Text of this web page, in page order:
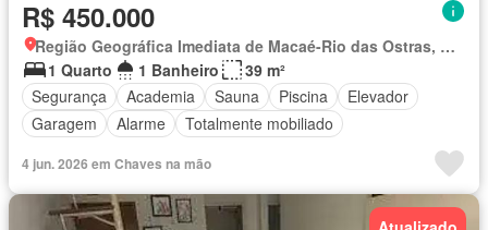
R$ 450.000
Região Geográfica Imediata de Macaé-Rio das Ostras, Macaé
1 Quarto
1 Banheiro
39 m²
Segurança
Academia Sauna Piscina
Elevador
Garagem
Alarme Totalmente mobiliado
4 jun. 2026 em Chaves na mão